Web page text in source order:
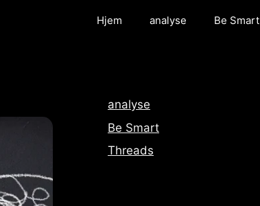
Hjem analyse Be Smart
analyse
Be Smart
Threads